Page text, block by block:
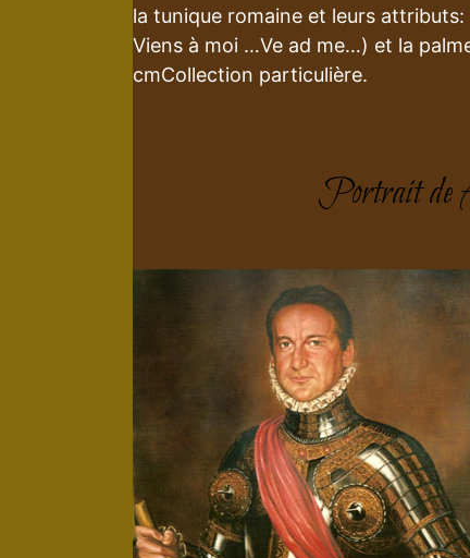
la tunique romaine et leurs
Viens à moi …Ve ad me…) et la
cmCollection particulière.
Portrait de